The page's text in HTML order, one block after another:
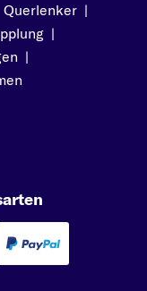
Querlenker |
|
|